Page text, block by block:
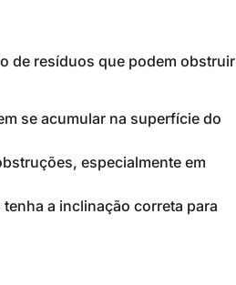
de resíduos que podem obstruir
se acumular na superfície do
especialmente em
a inclinação correta para